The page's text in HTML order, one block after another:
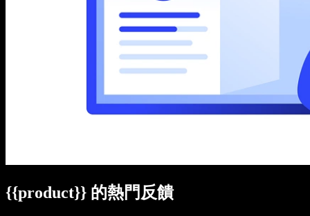
{{product}} 的熱門反饋